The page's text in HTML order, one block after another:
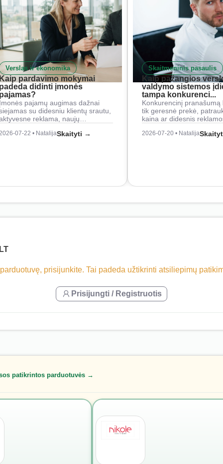
Verslas ir ekonomika
pardavimo mokymai
didinti įmonės
pajamų augimas dažnai
su didesniu klientų srautu,
reklama, naujų…
07-22 • NatalijaSkaityti →
Skaitmeninis pasaulis
Kaip pažangios
valdymo sistemos
tampa konkurenci...
Konkurencinį pranašumą
tik geresnė prekė,
kaina ar didesnis
2026-07-20 • Natalija
prisijunkite. Tai padeda užtikrinti atsiliepimų
Prisijungti / Registruotis
patikrintos parduotuvės →